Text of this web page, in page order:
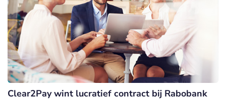
Clear2Pay wint lucratief contract bij Rabobank